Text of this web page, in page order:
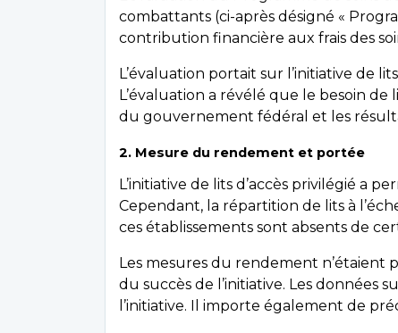
combattants (ci-après désigné «
contribution financière aux frais des
L’évaluation portait sur l’initiative de
L’évaluation a révélé que le besoin de
du gouvernement fédéral et les
2. Mesure du rendement et portée
L’initiative de lits d’accès privilégié a
Cependant, la répartition de lits à
ces établissements sont absents de
Les mesures du rendement n’étaient
du succès de l’initiative. Les
l’initiative. Il importe également de